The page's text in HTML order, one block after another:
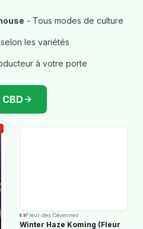
- Tous modes de culture
les variétés
à votre porte
Fleur des Cévennes
Winter Haze Koming (Fleur